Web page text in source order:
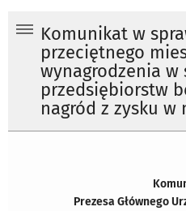
Komunikat w
przeciętnego
wynagrodzenia w
przedsiębiorstw
nagród z zysku w
Prezesa Głównego